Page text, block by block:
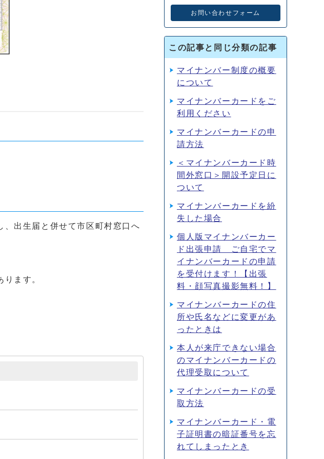
出生届と併せて市区町村窓口へ
ます。
お問い合わせフォーム
この記事と同じ分類の記事
マイナンバー制度の概要
について
マイナンバーカードをご
利用ください
マイナンバーカードの申
請方法
＜マイナンバーカード時
間外窓口＞開設予定日に
ついて
マイナンバーカードを紛
失した場合
個人版マイナンバーカー
ド出張申請 ご自宅でマ
イナンバーカードの申請
を受付けます！【出張
料・顔写真撮影無料！】
マイナンバーカードの住
所や氏名などに変更があ
ったときは
本人が来庁できない場合
のマイナンバーカードの
代理受取について
マイナンバーカードの受
取方法
マイナンバーカード・電
子証明書の暗証番号を忘
れてしまったとき